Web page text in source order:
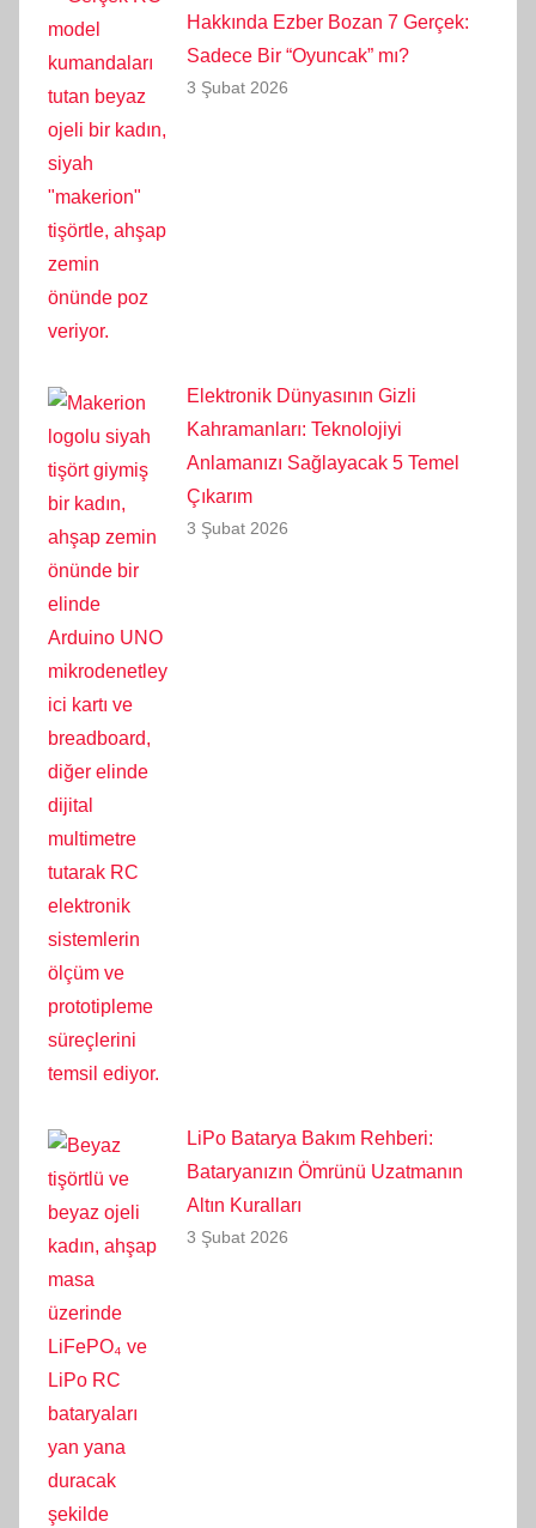
Hakkında Ezber Bozan 7 Gerçek:
Sadece Bir “Oyuncak” mı?
3 Şubat 2026
Elektronik Dünyasının Gizli
Kahramanları: Teknolojiyi
Anlamanızı Sağlayacak 5 Temel
Çıkarım
3 Şubat 2026
LiPo Batarya Bakım Rehberi:
Bataryanızın Ömrünü Uzatmanın
Altın Kuralları
3 Şubat 2026